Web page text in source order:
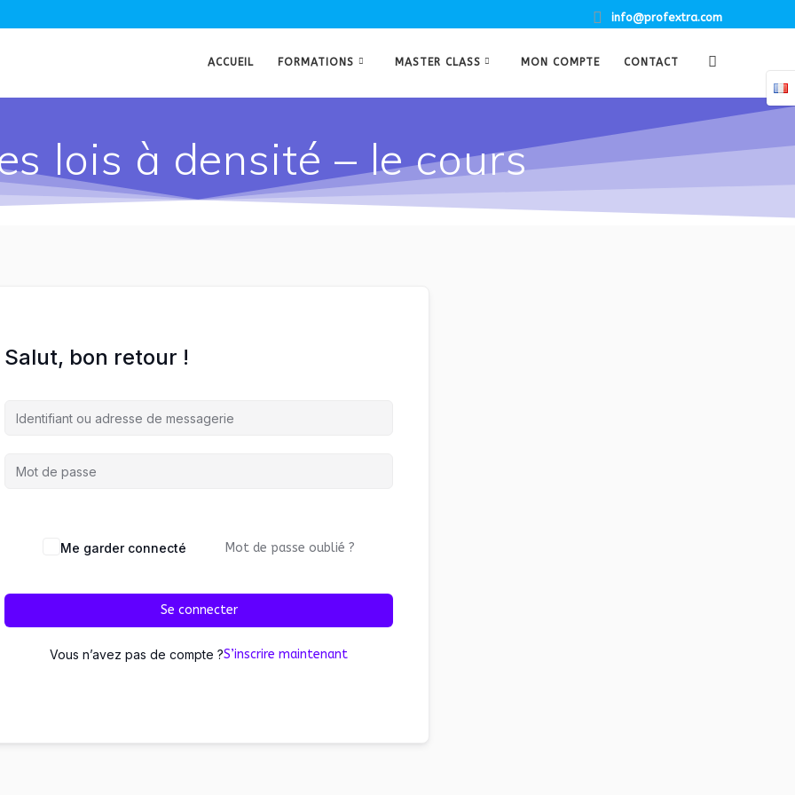
info@profextra.com
ACCUEIL FORMATIONS MASTER CLASS MON COMPTE CONTACT
lois à densité – le cours
Salut, bon retour !
Me garder connecté Mot de passe oublié ?
Se connecter
Vous n’avez pas de compte ?S’inscrire maintenant